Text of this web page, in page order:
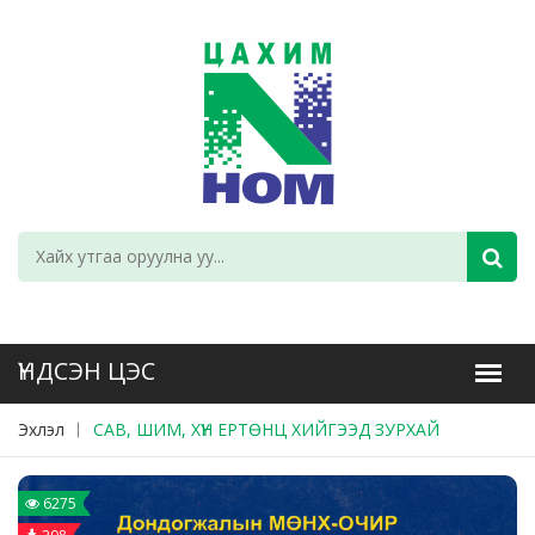
Эхлэл САВ, ШИМ, ХҮН ЕРТӨНЦ ХИЙГЭЭД ЗУРХАЙ
6275